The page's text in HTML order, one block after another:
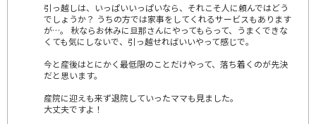
引っ越しは、いっぱいいっぱいなら、それこそ人に頼んではどう
でしょうか？ うちの方では家事をしてくれるサービスもあります
が…。 秋ならお休みに旦那さんにやってもらって、うまくできな
くても気にしないで、引っ越せればいいやって感じで。
今と産後はとにかく最低限のことだけやって、落ち着くのが先決
だと思います。
産院に迎えも来ず退院していったママも見ました。
大丈夫ですよ！